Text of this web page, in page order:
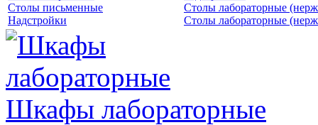
Столы письменные
Надстройки
Столы лабораторные
Столы лабораторные
Шкафы лабораторные